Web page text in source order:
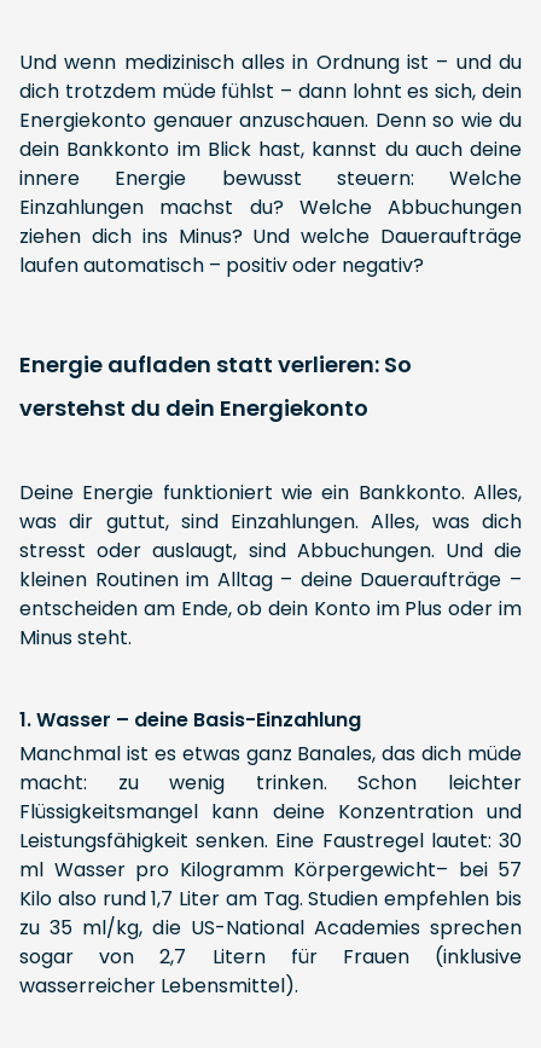
Und wenn medizinisch alles in Ordnung ist – und du
dich trotzdem müde fühlst – dann lohnt es sich, dein
Energiekonto genauer anzuschauen. Denn so wie du
dein Bankkonto im Blick hast, kannst du auch deine
innere Energie bewusst steuern: Welche
Einzahlungen machst du? Welche Abbuchungen
ziehen dich ins Minus? Und welche Daueraufträge
laufen automatisch – positiv oder negativ?
Energie aufladen statt verlieren: So
verstehst du dein Energiekonto
Deine Energie funktioniert wie ein Bankkonto. Alles,
was dir guttut, sind Einzahlungen. Alles, was dich
stresst oder auslaugt, sind Abbuchungen. Und die
kleinen Routinen im Alltag – deine Daueraufträge –
entscheiden am Ende, ob dein Konto im Plus oder im
Minus steht.
1. Wasser – deine Basis-Einzahlung
Manchmal ist es etwas ganz Banales, das dich müde
macht: zu wenig trinken. Schon leichter
Flüssigkeitsmangel kann deine Konzentration und
Leistungsfähigkeit senken. Eine Faustregel lautet: 30
ml Wasser pro Kilogramm Körpergewicht– bei 57
Kilo also rund 1,7 Liter am Tag. Studien empfehlen bis
zu 35 ml/kg, die US-National Academies sprechen
sogar von 2,7 Litern für Frauen (inklusive
wasserreicher Lebensmittel).